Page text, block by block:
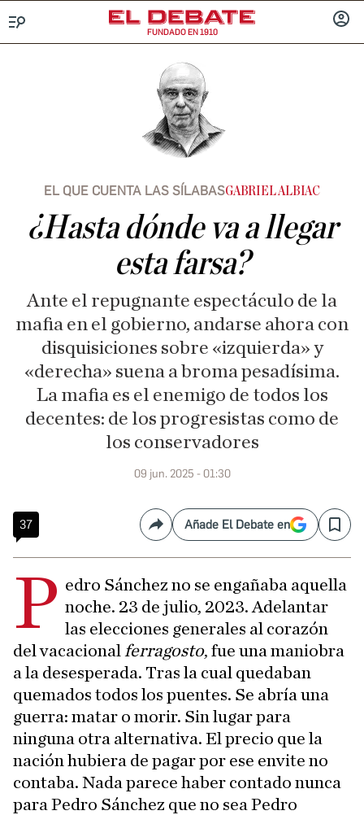
FUNDADO EN 1910
EL QUE CUENTA LAS SÍLABASGABRIEL ALBIAC
¿Hasta dónde va a llegar
esta farsa?
Ante el repugnante espectáculo de la
mafia en el gobierno, andarse ahora con
disquisiciones sobre «izquierda» y
«derecha» suena a broma pesadísima.
La mafia es el enemigo de todos los
decentes: de los progresistas como de
los conservadores
09 jun. 2025 - 01:30
37 CompartirAñade El Debate en Save
P edro Sánchez no se engañaba aquella
noche. 23 de julio, 2023. Adelantar
las elecciones generales al corazón
del vacacional ferragosto, fue una maniobra
a la desesperada. Tras la cual quedaban
quemados todos los puentes. Se abría una
guerra: matar o morir. Sin lugar para
ninguna otra alternativa. El precio que la
nación hubiera de pagar por ese envite no
contaba. Nada parece haber contado nunca
para Pedro Sánchez que no sea Pedro